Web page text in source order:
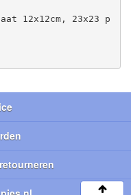
12x12cm, 23x23 p